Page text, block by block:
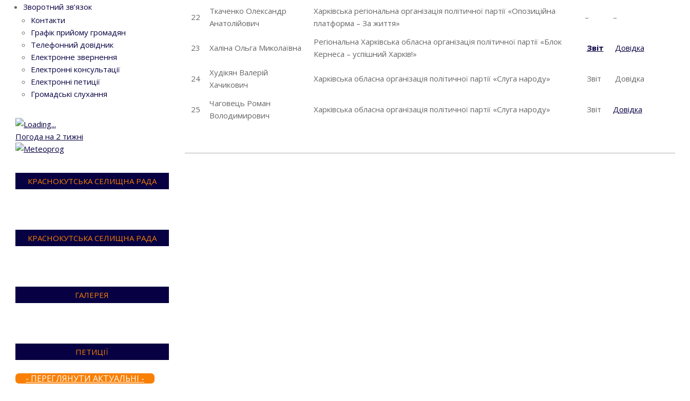
22
Ткаченко Олександр
Анатолійович
Харківська регіональна організація політичної партії «Опозиційна
платформа – За життя»
– –
23 Халіна Ольга Миколаївна
Регіональна Харківська обласна організація політичної партії «Блок
Кернеса – успішний Харків!»
Звіт Довідка
24
Худікян Валерій
Хачикович
Харківська обласна організація політичної партії «Слуга народу» Звіт Довідка
25
Чаговець Роман
Володимирович
Харківська обласна організація політичної партії «Слуга народу» Звіт Довідка
Зворотний зв’язок
Контакти
Графік прийому громадян
Телефонний довідник
Електронне звернення
Електронні консультації
Електронні петиції
Громадські слухання
Погода на 2 тижні
КРАСНОКУТСЬКА СЕЛИЩНА РАДА
КРАСНОКУТСЬКА СЕЛИЩНА РАДА
ГАЛЕРЕЯ
ПЕТИЦІЇ
- ПЕРЕГЛЯНУТИ АКТУАЛЬНІ -